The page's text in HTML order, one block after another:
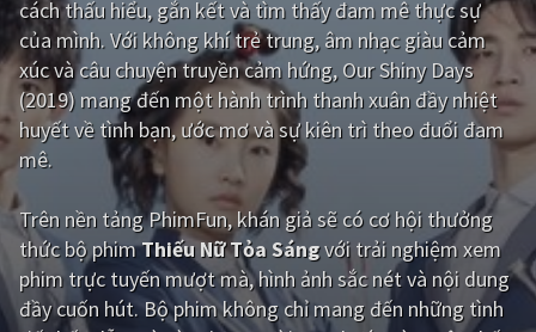
Giật gân Gia đình
Bí ẩn Lịch sử
Viễn Tây Tiểu sử
GameShow DramaTV
QUỐC GIA
Âu - Mỹ Trung Quốc - Hồng Kông
cách thấu hiểu, gắn kết và tìm thấy đam mê thực sự
của mình. Với không khí trẻ trung, âm nhạc giàu cảm
xúc và câu chuyện truyền cảm hứng, Our Shiny Days
(2019) mang đến một hành trình thanh xuân đầy nhiệt
huyết về tình bạn, ước mơ và sự kiên trì theo đuổi đam
mê.
Trên nền tảngPhimFun, khán giả sẽ có cơ hội thưởng
thức bộ phimThiếu Nữ Tỏa Sángvới trải nghiệm xem
phim trực tuyến mượt mà, hình ảnh sắc nét và nội dung
đầy cuốn hút. Bộ phim không chỉ mang đến những tình